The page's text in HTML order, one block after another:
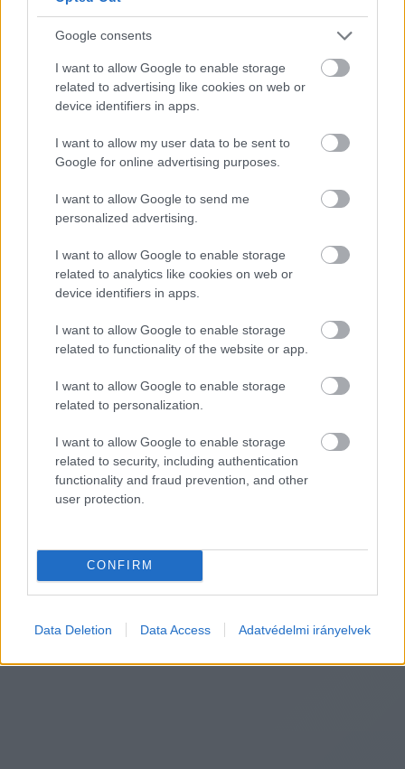
Google consents
I want to allow Google to enable storage
related to advertising like cookies on web or
device identifiers in apps.
I want to allow my user data to be sent to
Google for online advertising purposes.
I want to allow Google to send me
personalized advertising.
I want to allow Google to enable storage
related to analytics like cookies on web or
device identifiers in apps.
I want to allow Google to enable storage
related to functionality of the website or app.
I want to allow Google to enable storage
related to personalization.
I want to allow Google to enable storage
related to security, including authentication
functionality and fraud prevention, and other
user protection.
CONFIRM
Data Deletion Data Access Adatvédelmi irányelvek
Daganatos betegség esetén a szakemberek
gyakran javasolnak természetes
immunerősítőket. Az astragalus gyökér például
gyulladáscsökkentő hatású, és növeli az állat
antioxidáns, ami a daganatos sejtek elleni
küzdelemben is hatékony segítséget nyújt.
Az Omega-3 zsírsavak szintén
gyulladáscsökkentő hatással bírnak, és
segítségül szolgálnak az immunválasz
szabályozásában. Így daganatos
megbetegedésben szenvedő állatok esetében
különösen fontos, hogy hozzájussanak ezekhez
Ezek az összetevők számos étrend-
kiegészítőben megtalálhatók, ami segíti a
ugyanakkor mindig állatorvossal egyeztetve kell
megszabni.
Immunerősítők használata a hagyományos